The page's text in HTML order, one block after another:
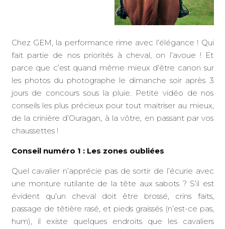
Chez GEM, la performance rime avec l’élégance ! Qui
fait partie de nos priorités à cheval, on l’avoue ! Et
parce que c’est quand même mieux d’être canon sur
les photos du photographe le dimanche soir après 3
jours de concours sous la pluie. Petite vidéo de nos
conseils les plus précieux pour tout maitriser au mieux,
de la crinière d’Ouragan, à la vôtre, en passant par vos
chaussettes !
Conseil numéro 1 : Les zones oubliées
Quel cavalier n’apprécie pas de sortir de l’écurie avec
une monture rutilante de la tête aux sabots ? S’il est
évident qu’un cheval doit être brossé, crins faits,
passage de têtière rasé, et pieds graissés (n’est-ce pas,
hum), il existe quelques endroits que les cavaliers